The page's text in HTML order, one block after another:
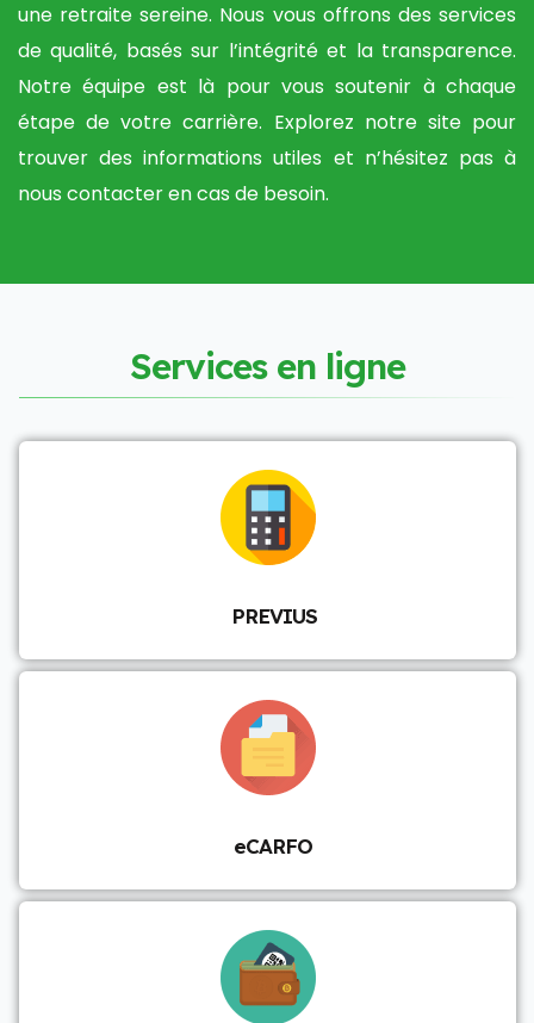
une retraite sereine. Nous vous offrons des services
de qualité, basés sur l’intégrité et la transparence.
Notre équipe est là pour vous soutenir à chaque
étape de votre carrière. Explorez notre site pour
trouver des informations utiles et n’hésitez pas à
nous contacter en cas de besoin.
Services en ligne
PREVIUS
eCARFO